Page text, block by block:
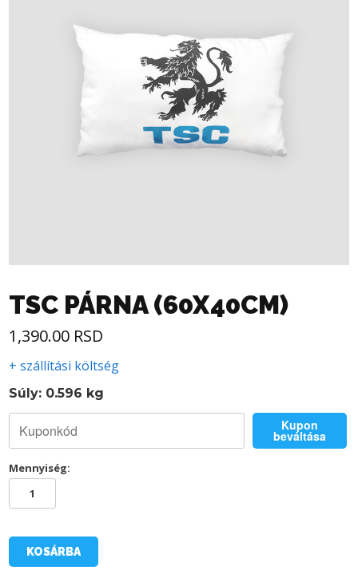
TSC PÁRNA (60X40CM)
1,390.00 RSD
+ szállítási költség
Súly: 0.596 kg
Kupon
beváltása
Mennyiség:
TSC
PÁRNA
KOSÁRBA